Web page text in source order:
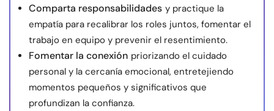
Comparta responsabilidades y practique la
empatía para recalibrar los roles juntos, fomentar el
trabajo en equipo y prevenir el resentimiento.
Fomentar la conexión priorizando el cuidado
personal y la cercanía emocional, entretejiendo
momentos pequeños y significativos que
profundizan la confianza.